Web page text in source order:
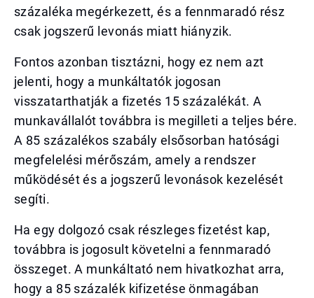
százaléka megérkezett, és a fennmaradó rész
csak jogszerű levonás miatt hiányzik.
Fontos azonban tisztázni, hogy ez nem azt
jelenti, hogy a munkáltatók jogosan
visszatarthatják a fizetés 15 százalékát. A
munkavállalót továbbra is megilleti a teljes bére.
A 85 százalékos szabály elsősorban hatósági
megfelelési mérőszám, amely a rendszer
működését és a jogszerű levonások kezelését
segíti.
Ha egy dolgozó csak részleges fizetést kap,
továbbra is jogosult követelni a fennmaradó
összeget. A munkáltató nem hivatkozhat arra,
hogy a 85 százalék kifizetése önmagában